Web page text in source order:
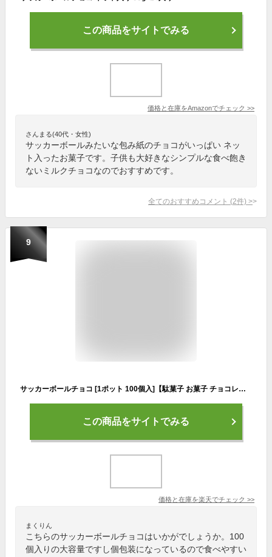
この商品をサイトでみる
価格と在庫をAmazonでチェック >>
さんまる(40代・女性)
サッカーボールみたいな包み紙のチョコがいっぱい ネッ
ト入ったお菓子です。子供も大好きなシンプルな食べ飽き
ないミルクチョコなのでおすすめです。
全てのおすすめコメント (2件) >
9
サッカーボールチョコ [1ポット 100個入]【駄菓子 お菓子 チョコレート チョコ つかみどり ノベルティ向け ポット プレゼント向け バレンタイン やおきん アミューズ 景品】
この商品をサイトでみる
価格と在庫を楽天でチェック >>
まくりん
こちらのサッカーボールチョコはいかがでしょうか。100
個入りの大容量ですし個包装になっているので食べやすい